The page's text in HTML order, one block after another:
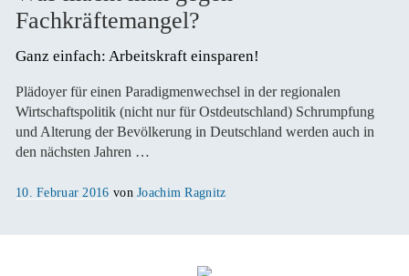
Fachkräftemangel?
Ganz einfach: Arbeitskraft einsparen!
Plädoyer für einen Paradigmenwechsel in der regionalen
Wirtschaftspolitik (nicht nur für Ostdeutschland) Schrumpfung
und Alterung der Bevölkerung in Deutschland werden auch in
den nächsten Jahren …
Veröffentlicht
10. Februar 2016 vonJoachim Ragnitz